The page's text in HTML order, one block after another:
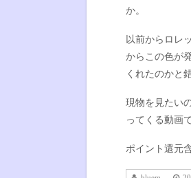
か。
以前からロレ
からこの色が
くれたのかと
現物を見たい
ってくる動画
ポイント還元